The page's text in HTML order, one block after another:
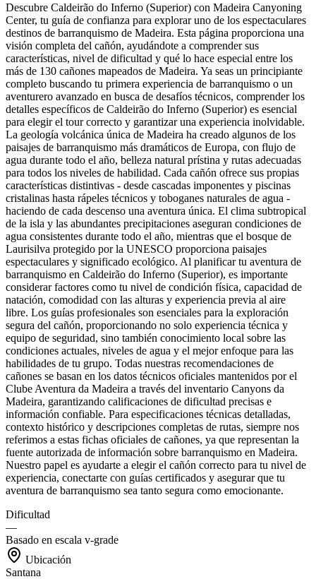
Descubre Caldeirão do Inferno (Superior) con Madeira Canyoning
Center, tu guía de confianza para explorar uno de los espectaculares
destinos de barranquismo de Madeira. Esta página proporciona una
visión completa del cañón, ayudándote a comprender sus
características, nivel de dificultad y qué lo hace especial entre los
más de 130 cañones mapeados de Madeira. Ya seas un principiante
completo buscando tu primera experiencia de barranquismo o un
aventurero avanzado en busca de desafíos técnicos, comprender los
detalles específicos de Caldeirão do Inferno (Superior) es esencial
para elegir el tour correcto y garantizar una experiencia inolvidable.
La geología volcánica única de Madeira ha creado algunos de los
paisajes de barranquismo más dramáticos de Europa, con flujo de
agua durante todo el año, belleza natural prístina y rutas adecuadas
para todos los niveles de habilidad. Cada cañón ofrece sus propias
características distintivas - desde cascadas imponentes y piscinas
cristalinas hasta rápeles técnicos y toboganes naturales de agua -
haciendo de cada descenso una aventura única. El clima subtropical
de la isla y las abundantes precipitaciones aseguran condiciones de
agua consistentes durante todo el año, mientras que el bosque de
Laurisilva protegido por la UNESCO proporciona paisajes
espectaculares y significado ecológico. Al planificar tu aventura de
barranquismo en Caldeirão do Inferno (Superior), es importante
considerar factores como tu nivel de condición física, capacidad de
natación, comodidad con las alturas y experiencia previa al aire
libre. Los guías profesionales son esenciales para la exploración
segura del cañón, proporcionando no solo experiencia técnica y
equipo de seguridad, sino también conocimiento local sobre las
condiciones actuales, niveles de agua y el mejor enfoque para las
habilidades de tu grupo. Todas nuestras recomendaciones de
cañones se basan en los datos técnicos oficiales mantenidos por el
Clube Aventura da Madeira a través del inventario Canyons da
Madeira, garantizando calificaciones de dificultad precisas e
información confiable. Para especificaciones técnicas detalladas,
contexto histórico y descripciones completas de rutas, siempre nos
referimos a estas fichas oficiales de cañones, ya que representan la
fuente autorizada de información sobre barranquismo en Madeira.
Nuestro papel es ayudarte a elegir el cañón correcto para tu nivel de
experiencia, conectarte con guías certificados y asegurar que tu
aventura de barranquismo sea tanto segura como emocionante.
Dificultad
—
Basado en escala v-grade
Ubicación
Santana